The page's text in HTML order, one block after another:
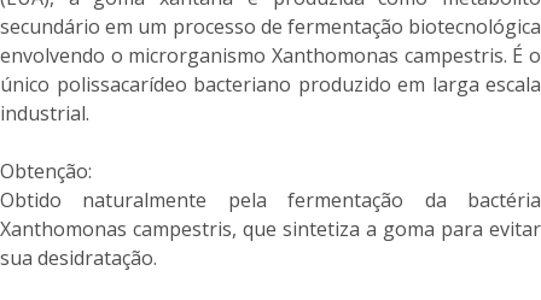
secundário em um processo de fermentação biotecnológica
envolvendo o microrganismo Xanthomonas campestris. É o
único polissacarídeo bacteriano produzido em larga escala
industrial.
Obtenção:
Obtido naturalmente pela fermentação da bactéria
Xanthomonas campestris, que sintetiza a goma para evitar
sua desidratação.